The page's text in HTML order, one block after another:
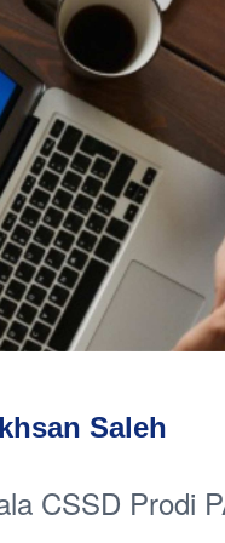
Saleh
CSSD Prodi